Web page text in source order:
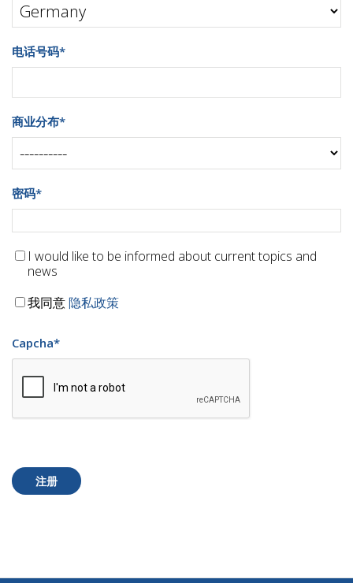
电话号码*
商业分布*
密码*
I would like to be informed about current topics and
news
我同意隐私政策
Capcha*
注册